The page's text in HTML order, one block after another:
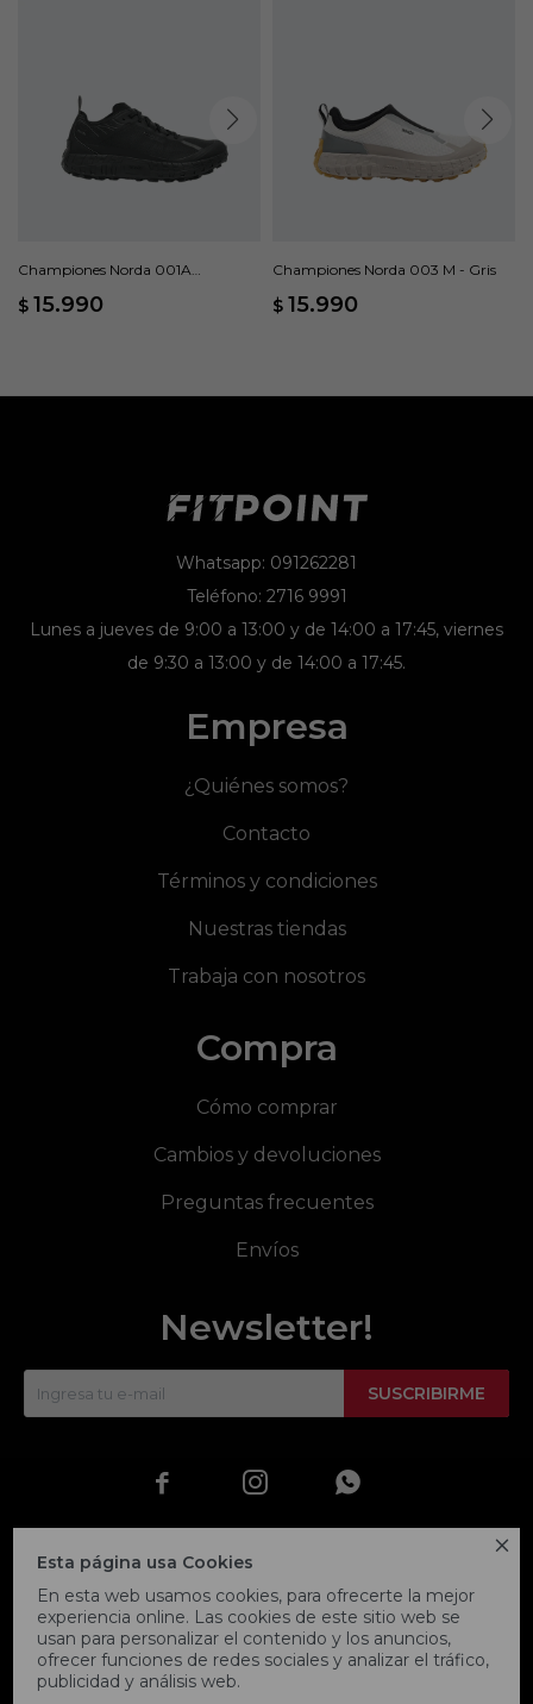

Esta página usa Cookies
En esta web usamos cookies, para ofrecerte la mejor
experiencia online. Las cookies de este sitio web se
usan para personalizar el contenido y los anuncios,
ofrecer funciones de redes sociales y analizar el tráfico,
publicidad y análisis web.
Championes Norda 001A
$ 15.990
Championes Norda 003 M - Gris
$ 15.990
Whatsapp: 091262281
Teléfono: 2716 9991
Lunes a jueves de 9:00 a 13:00 y de 14:00 a 17:45, viernes
de 9:30 a 13:00 y de 14:00 a 17:45.
Empresa
¿Quiénes somos?
Contacto
Términos y condiciones
Nuestras tiendas
Trabaja con nosotros
Compra
Cómo comprar
Cambios y devoluciones
Preguntas frecuentes
Envíos
Newsletter!
SUSCRIBIRME
  